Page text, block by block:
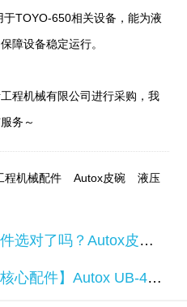
TOYO-650相关设备，能为液
障设备稳定运行。
程机械有限公司进行采购，我
务～
程机械配件 Autox皮碗
液压
吗？Autox皮碗S-25(H)实力出圈
】Autox UB-4 皮碗，选对了更省心！